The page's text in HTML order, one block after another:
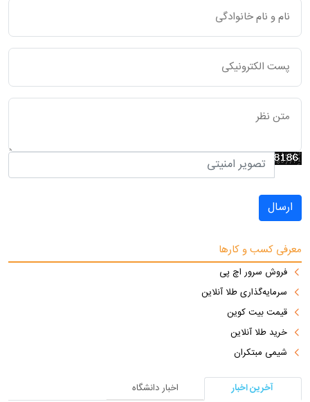
ارسال
معرفی کسب و کارها
فروش سرور اچ پی
سرمایه‌گذاری طلا آنلاین
قیمت بیت کوین
خرید طلا آنلاین
شیمی مبتکران
آخرین اخبار
اخبار دانشگاه